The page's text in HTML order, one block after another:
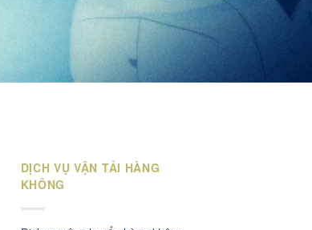
DỊCH VỤ VẬN TẢI HÀNG
KHÔNG